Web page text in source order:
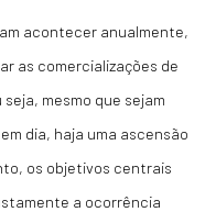
acontecer anualmente,
as comercializações de
mesmo que sejam
dia, haja uma ascensão
os objetivos centrais
a ocorrência